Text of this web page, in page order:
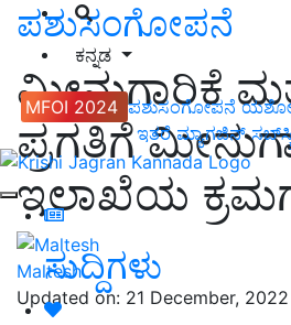
ಕನ್ನಡ
MFOI 2024 ಪಶುಸಂಗೋಪನೆ
ಇತರೆ ಮ್ಯಾಗಜಿನ್‌
ಸುದ್ದಿಗಳು
ಪಶುಸಂಗೋಪನೆ
ಮೀನುಗಾರಿಕೆ
ಪ್ರಗತಿಗೆ
ಇಲಾಖೆಯ
Maltesh
Updated on: 21 December,